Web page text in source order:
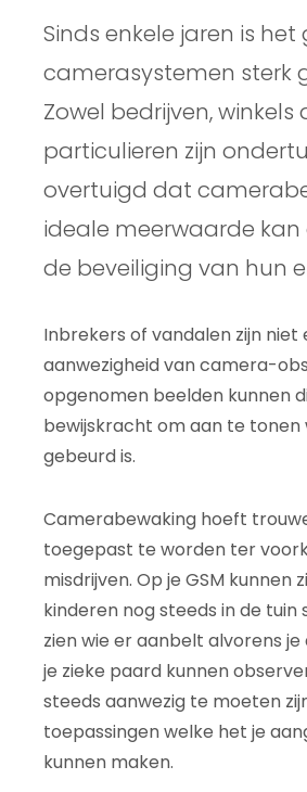
Sinds enkele jaren is het
camerasystemen sterk
Zowel bedrijven, winkels
particulieren zijn
overtuigd dat
ideale meerwaarde
de beveiliging van hun
Inbrekers of vandalen zijn
aanwezigheid van camera-
opgenomen beelden kunnen
bewijskracht om aan te tonen
gebeurd is.
Camerabewaking hoeft
toegepast te worden ter
misdrijven. Op je GSM kunnen
kinderen nog steeds in de tuin
zien wie er aanbelt alvorens
je zieke paard kunnen
steeds aanwezig te moeten
toepassingen welke het je
kunnen maken.